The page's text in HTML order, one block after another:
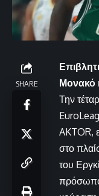
SHARE
Μονακό
Την
AKTOR,
στο
του